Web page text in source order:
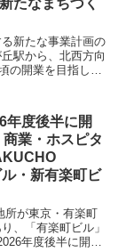
新たな事業計画の
駅から、北西方向
の開業を目指しま
年度後半に開
業・ホスピタ
・新有楽町ビ
所が東京・有楽町
、「有楽町ビル」
年度後半に開設